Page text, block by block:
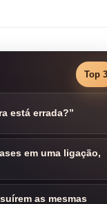
Top 3
está errada?”
em uma ligação,
as mesmas